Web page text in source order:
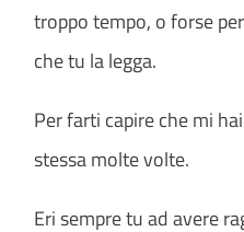
troppo tempo, o forse
che tu la legga.
Per farti capire che mi
stessa molte volte.
Eri sempre tu ad avere